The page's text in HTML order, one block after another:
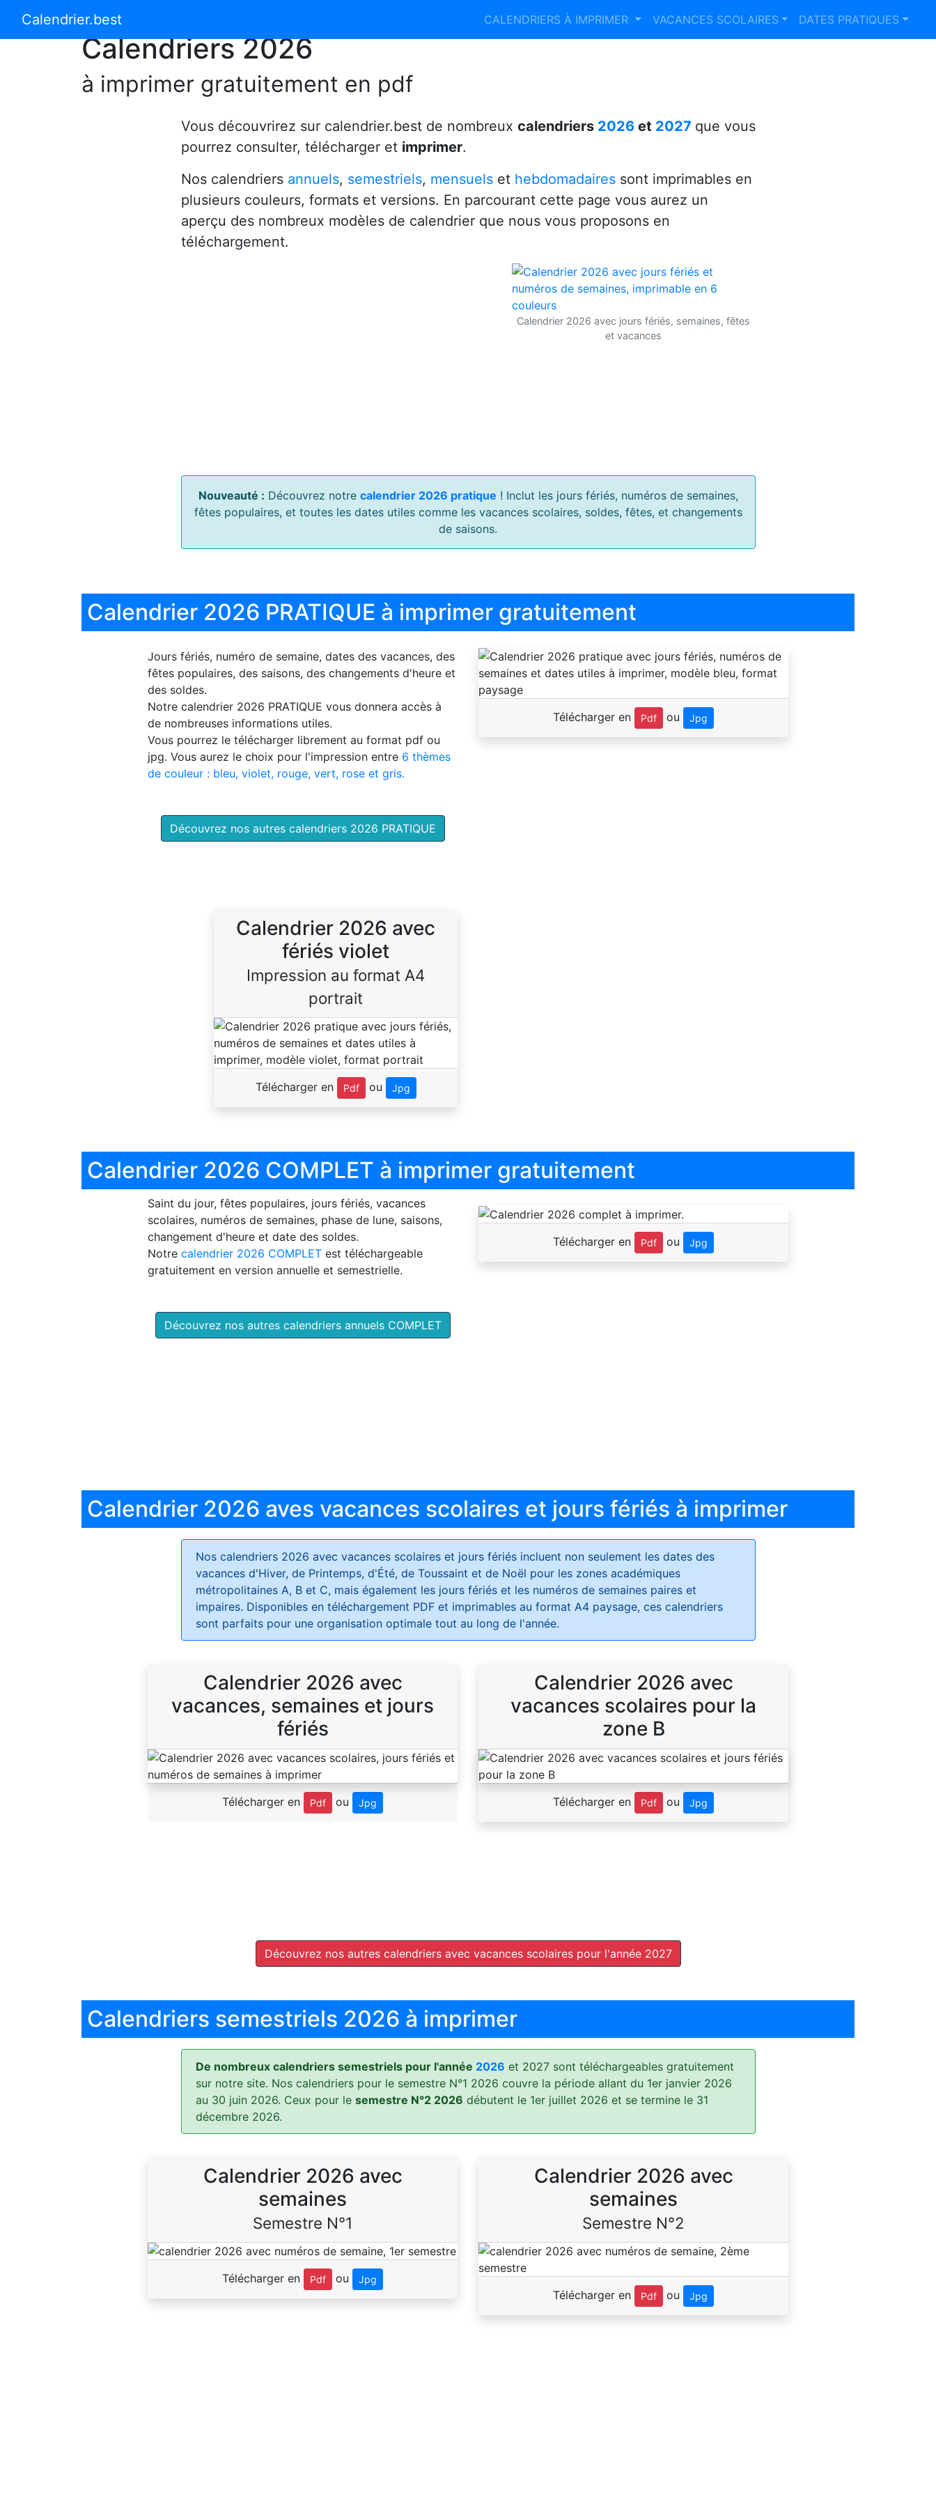
Calendrier.best CALENDRIERS À IMPRIMER VACANCES SCOLAIRES DATES PRATIQUES
Calendrier 2024 Calendrier 2027
Calendriers 2026
à imprimer gratuitement en pdf
Vous découvrirez sur calendrier.best de nombreux calendriers 2026et 2027 que vous
pourrez consulter, télécharger et imprimer.
Nos calendriers annuels, semestriels, mensuelset hebdomadairessont imprimables en
plusieurs couleurs, formats et versions. En parcourant cette page vous aurez un
aperçu des nombreux modèles de calendrier que nous vous proposons en
téléchargement.
Calendrier 2026 avec jours fériés, semaines, fêtes
et vacances
Nouveauté : Découvrez notre calendrier 2026 pratique ! Inclut les jours fériés, numéros de semaines,
fêtes populaires, et toutes les dates utiles comme les vacances scolaires, soldes, fêtes, et changements
de saisons.
Calendrier 2026 PRATIQUE à imprimer gratuitement
Jours fériés, numéro de semaine, dates des vacances, des
fêtes populaires, des saisons, des changements d'heure et
des soldes.
Notre calendrier 2026 PRATIQUE vous donnera accès à
de nombreuses informations utiles.
Vous pourrez le télécharger librement au format pdf ou
jpg. Vous aurez le choix pour l'impression entre 6 thèmes
de couleur : bleu, violet, rouge, vert, rose et gris.
Découvrez nos autres calendriers 2026 PRATIQUE
Télécharger en Pdf ou Jpg
Calendrier 2026 avec
fériés violet
Impression au format A4
portrait
Télécharger en Pdf ou Jpg
Calendrier 2026 COMPLET à imprimer gratuitement
Saint du jour, fêtes populaires, jours fériés, vacances
scolaires, numéros de semaines, phase de lune, saisons,
changement d'heure et date des soldes.
Notre calendrier 2026 COMPLET est téléchargeable
gratuitement en version annuelle et semestrielle.
Découvrez nos autres calendriers annuels COMPLET
Télécharger en Pdf ou Jpg
Calendrier 2026 aves vacances scolaires et jours fériés à imprimer
Nos calendriers 2026 avec vacances scolaires et jours fériésincluent non seulement les dates des
vacances d'Hiver, de Printemps, d'Été, de Toussaint et de Noël pour les zones académiques
métropolitaines A, B et C, mais également les jours fériés et les numéros de semaines paires et
impaires. Disponibles en téléchargement PDF et imprimables au format A4 paysage, ces calendriers
sont parfaits pour une organisation optimale tout au long de l'année.
Calendrier 2026 avec
vacances, semaines et jours
fériés
Télécharger en Pdf ou Jpg
Calendrier 2026 avec
vacances scolaires pour la
zone B
Télécharger en Pdf ou Jpg
Découvrez nos autres calendriers avec vacances scolaires pour l'année 2027
Calendriers semestriels 2026 à imprimer
De nombreux calendriers semestriels pour l'année 2026 et 2027 sont téléchargeables gratuitement
sur notre site. Nos calendriers pour le semestre N°1 2026 couvre la période allant du 1er janvier 2026
au 30 juin 2026. Ceux pour le semestre N°2 2026 débutent le 1er juillet 2026 et se termine le 31
décembre 2026.
Calendrier 2026 avec
semaines
Semestre N°1
Télécharger en Pdf ou Jpg
Calendrier 2026 avec
semaines
Semestre N°2
Télécharger en Pdf ou Jpg